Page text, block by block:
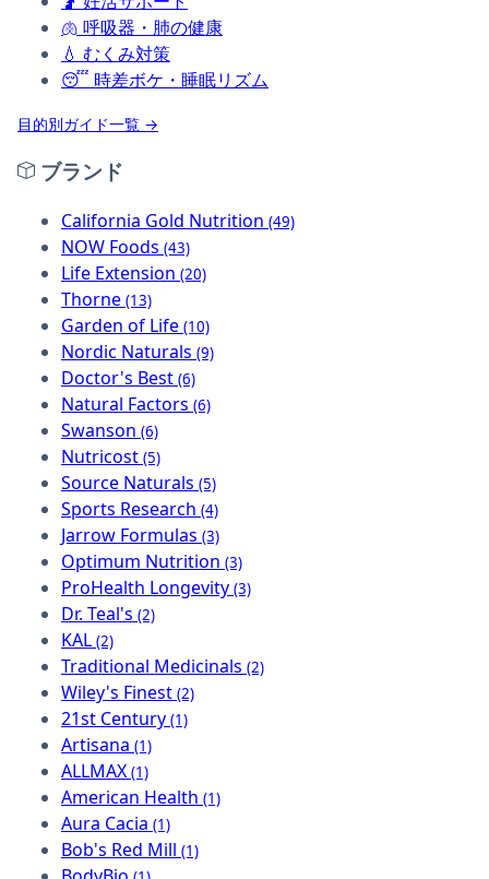
🫁 呼吸器・肺の健康
💧 むくみ対策
😴 時差ボケ・睡眠リズム
目的別ガイド一覧 →
ブランド
California Gold Nutrition (49)
NOW Foods (43)
Life Extension (20)
Thorne (13)
Garden of Life (10)
Nordic Naturals (9)
Doctor's Best (6)
Natural Factors (6)
Swanson (6)
Nutricost (5)
Source Naturals (5)
Sports Research (4)
Jarrow Formulas (3)
Optimum Nutrition (3)
ProHealth Longevity (3)
Dr. Teal's (2)
KAL (2)
Traditional Medicinals (2)
Wiley's Finest (2)
21st Century (1)
Artisana (1)
ALLMAX (1)
American Health (1)
Aura Cacia (1)
Bob's Red Mill (1)